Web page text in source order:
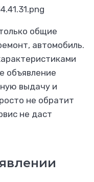
общие
автомобиль.
объявление
выдачу и
не обратит
не даст